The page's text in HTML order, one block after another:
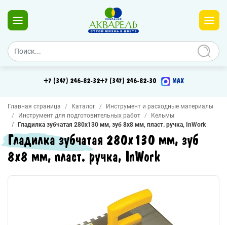
+7 (347) 246-82-32+7 (347) 246-82-30 MAX
Главная страница Каталог
Инструмент и расходные материалы
Инструмент для подготовительных работ
Кельмы
Гладилка зубчатая 280х130 мм, зуб 8х8 мм, пласт. ручка, InWork
Гладилка зубчатая 280х130 мм, зуб
8х8 мм, пласт. ручка, InWork